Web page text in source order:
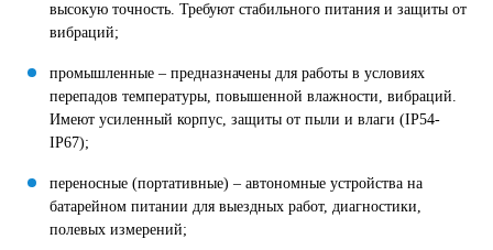
высокую точность. Требуют стабильного питания и защиты от
вибраций;
промышленные – предназначены для работы в условиях
перепадов температуры, повышенной влажности, вибраций.
Имеют усиленный корпус, защиты от пыли и влаги (IP54-
IP67);
переносные (портативные) – автономные устройства на
батарейном питании для выездных работ, диагностики,
полевых измерений;